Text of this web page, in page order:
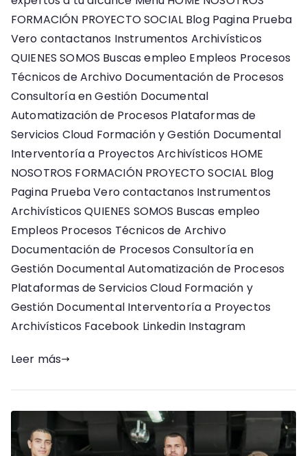
FORMACIÓN PROYECTO SOCIAL Blog Pagina Prueba
Vero contactanos Instrumentos Archivísticos
QUIENES SOMOS Buscas empleo Empleos Procesos
Técnicos de Archivo Documentación de Procesos
Consultoría en Gestión Documental
Automatización de Procesos Plataformas de
Servicios Cloud Formación y Gestión Documental
Interventoría a Proyectos Archivísticos HOME
NOSOTROS FORMACIÓN PROYECTO SOCIAL Blog
Pagina Prueba Vero contactanos Instrumentos
Archivísticos QUIENES SOMOS Buscas empleo
Empleos Procesos Técnicos de Archivo
Documentación de Procesos Consultoría en
Gestión Documental Automatización de Procesos
Plataformas de Servicios Cloud Formación y
Gestión Documental Interventoría a Proyectos
Archivísticos Facebook Linkedin Instagram
Leer más